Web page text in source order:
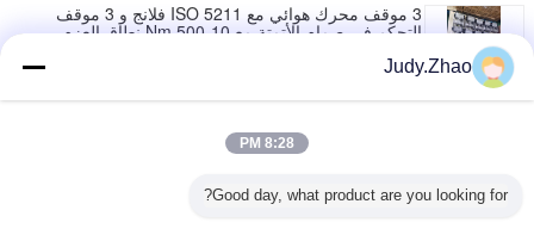
3 موقف محرك هوائي مع ISO 5211 فلانج و 3 موقف
التحكم في صمام الأتمتة مع 10-500 Nm نطاق العزم
اتصل بنا
نطاق عزم الدوران 10-500 Nm وتثبيت نمور القياسي
حزمة صمام الكرة المزدوج للطاقة الهوائية ذات الاتجاهين
Judy.Zhao
8:28 PM
Good day, what product are you looking for?